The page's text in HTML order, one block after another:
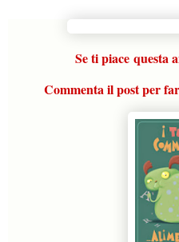
Se ti piace questa
Commenta il post per